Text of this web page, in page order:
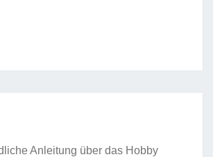
Anleitung über das Hobby